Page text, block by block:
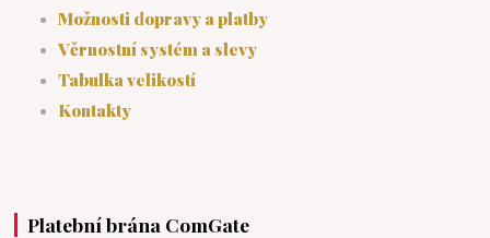
Možnosti dopravy a platby
Věrnostní systém a slevy
Tabulka velikostí
Kontakty
Platební brána ComGate